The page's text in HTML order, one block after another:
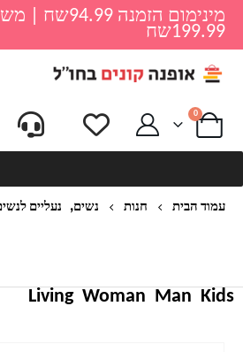
מינימום הזמנה
199.99שח
0
עמוד הבית חנות נשים, נעליים
Kids
Man
Woman
Living